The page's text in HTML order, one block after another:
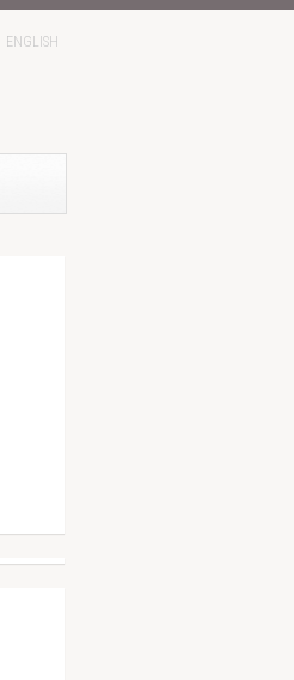
ENGLISH